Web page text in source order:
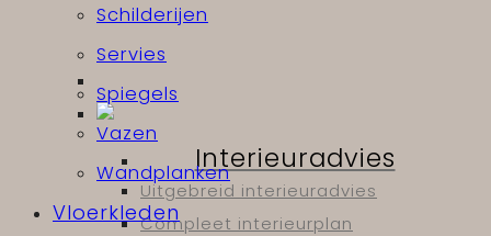
Interieuradvies
Uitgebreid interieuradvies
Compleet interieurplan
Schilderijen
Servies
Spiegels
Vazen
Wandplanken
Vloerkleden